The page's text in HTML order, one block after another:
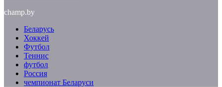
champ.by
Беларусь
Хоккей
Футбол
Теннис
футбол
Россия
чемпионат Беларуси